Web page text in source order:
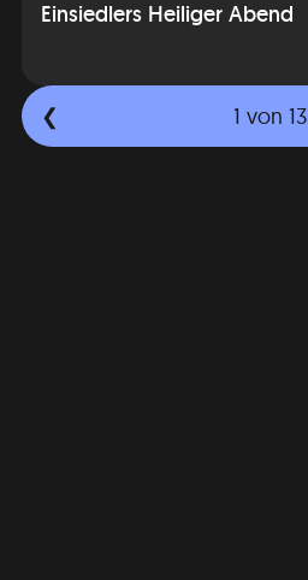
Einsiedlers Heiliger Abend
1 von 13